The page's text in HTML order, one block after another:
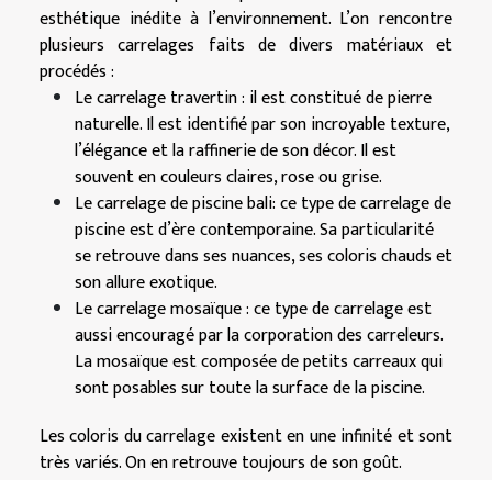
esthétique inédite à l’environnement. L’on rencontre
plusieurs carrelages faits de divers matériaux et
procédés :
Le carrelage travertin : il est constitué de pierre
naturelle. Il est identifié par son incroyable texture,
l’élégance et la raffinerie de son décor. Il est
souvent en couleurs claires, rose ou grise.
Le carrelage de piscine bali: ce type de carrelage de
piscine est d’ère contemporaine. Sa particularité
se retrouve dans ses nuances, ses coloris chauds et
son allure exotique.
Le carrelage mosaïque : ce type de carrelage est
aussi encouragé par la corporation des carreleurs.
La mosaïque est composée de petits carreaux qui
sont posables sur toute la surface de la piscine.
Les coloris du carrelage existent en une infinité et sont
très variés. On en retrouve toujours de son goût.